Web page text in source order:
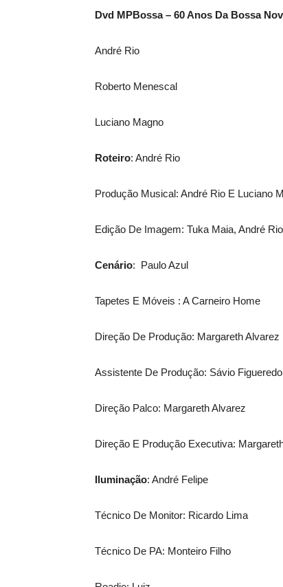
Dvd MPBossa – 60 Anos Da Bossa
André Rio
Roberto Menescal
Luciano Magno
Roteiro: André Rio
Produção Musical: André Rio E Luciano
Edição De Imagem: Tuka Maia, André
Cenário: Paulo Azul
Tapetes E Móveis : A Carneiro Home
Direção De Produção: Margareth Alvarez
Assistente De Produção: Sávio Figueredo
Direção Palco: Margareth Alvarez
Direção E Produção Executiva:
Iluminação: André Felipe
Técnico De Monitor: Ricardo Lima
Técnico De PA: Monteiro Filho